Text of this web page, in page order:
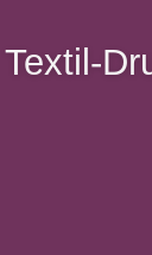
Textil-